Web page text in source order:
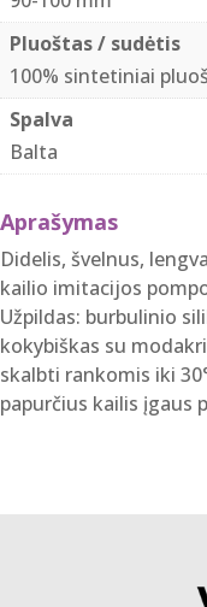
Pluoštas / sudėtis
100% sintetiniai
Spalva
Balta
Aprašymas
Didelis, švelnus,
kailio imitacijos
Užpildas: burbulinio
kokybiškas su
skalbti rankomis iki
papurčius kailis įgaus